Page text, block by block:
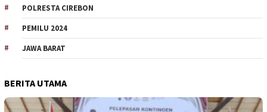
POLRESTA CIREBON
PEMILU 2024
JAWA BARAT
BERITA UTAMA